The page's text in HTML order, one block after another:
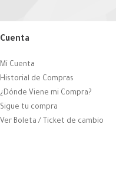
Cuenta
Mi Cuenta
Historial de Compras
¿Dónde Viene mi Compra?
Sigue tu compra
Ver Boleta / Ticket de cambio